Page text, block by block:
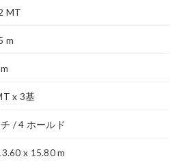
MT
m
x 3基
/ 4 ホールド
x 15.80 m